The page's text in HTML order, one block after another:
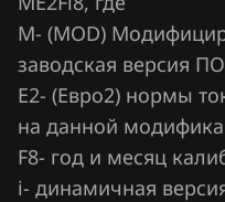
Jaecoo
Jaguar
Jeep
Jetour
М- (MOD)
заводская версия ПО
Е2- (Евро2) нормы
на данной
F8- год и месяц
i- динамичная